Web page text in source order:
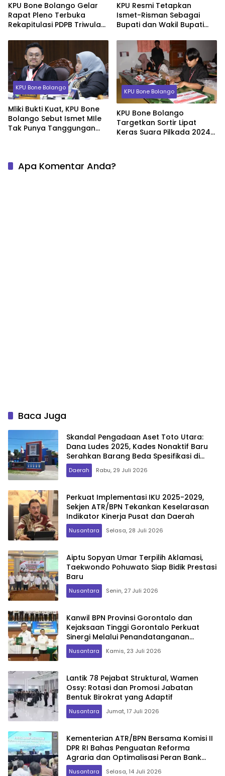
KPU Bone Bolango Gelar
Rapat Pleno Terbuka
Rekapitulasi PDPB Triwulan
KPU Resmi Tetapkan
Ismet-Risman Sebagai
Bupati dan Wakil Bupati
Periode 2025 – 2030
KPU Bone Bolango
Mliki Bukti Kuat, KPU Bone
Bolango Sebut Ismet MIle
Tak Punya Tanggungan
KPU Bone Bolango
KPU Bone Bolango
Targetkan Sortir Lipat
Keras Suara Pilkada 2024
Apa Komentar Anda?
Baca Juga
Skandal Pengadaan Aset Toto Utara:
Dana Ludes 2025, Kades Nonaktif Baru
Serahkan Barang Beda Spesifikasi di
2026
Daerah Rabu, 29 Juli 2026
Perkuat Implementasi IKU 2025-2029,
Sekjen ATR/BPN Tekankan Keselarasan
Indikator Kinerja Pusat dan Daerah
Nusantara Selasa, 28 Juli 2026
Aiptu Sopyan Umar Terpilih Aklamasi,
Taekwondo Pohuwato Siap Bidik Prestasi
Baru
Nusantara Senin, 27 Juli 2026
Kanwil BPN Provinsi Gorontalo dan
Kejaksaan Tinggi Gorontalo Perkuat
Sinergi Melalui Penandatanganan
Perjanjian Kerja Sama
Nusantara Kamis, 23 Juli 2026
Lantik 78 Pejabat Struktural, Wamen
Ossy: Rotasi dan Promosi Jabatan
Bentuk Birokrat yang Adaptif
Nusantara Jumat, 17 Juli 2026
Kementerian ATR/BPN Bersama Komisi II
DPR RI Bahas Penguatan Reforma
Agraria dan Optimalisasi Peran Bank
Tanah
Nusantara Selasa, 14 Juli 2026